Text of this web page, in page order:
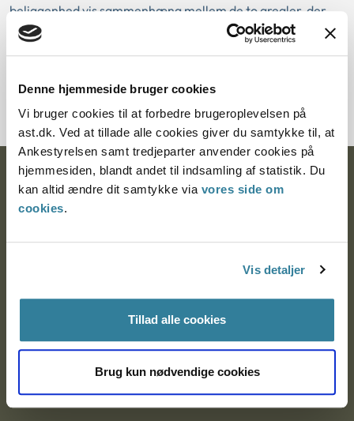
Denne hjemmeside bruger cookies
Vi bruger cookies til at forbedre brugeroplevelsen på
ast.dk. Ved at tillade alle cookies giver du samtykke til, at
Ankestyrelsen samt tredjeparter anvender cookies på
hjemmesiden, blandt andet til indsamling af statistik. Du
kan altid ændre dit samtykke via vores side om
cookies.
Vis detaljer
Tillad alle cookies
Brug kun nødvendige cookies
beliggenhed vis sammenhæng mellem de to arealer, der
indgik i mageskiftet.
Download PDF
Ankestyrelsen
Postadresse:
Ankestyrelsen Aalborg
Ankestyrelsen København